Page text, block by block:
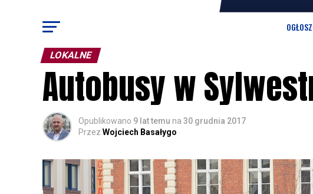
LOKALNE
Autobusy w
Opublikowano 9 lat temu na 30 grudnia 2017
Przez Wojciech Basałygo